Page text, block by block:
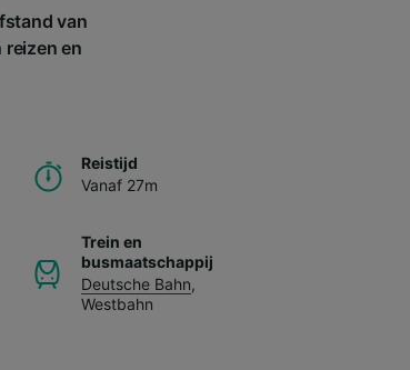
van
en
Reistijd
Vanaf 27m
Trein en
busmaatschappij
Deutsche Bahn,
Westbahn